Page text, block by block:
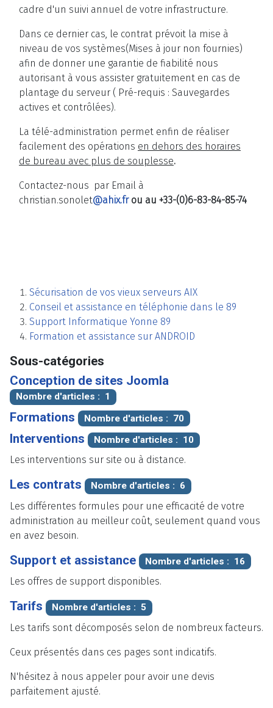
cadre d'un suivi annuel de votre infrastructure.
Dans ce dernier cas, le contrat prévoit la mise à
niveau de vos systèmes(Mises à jour non fournies)
afin de donner une garantie de fiabilité nous
autorisant à vous assister gratuitement en cas de
plantage du serveur ( Pré-requis : Sauvegardes
actives et contrôlées).
La télé-administration permet enfin de réaliser
facilement des opérations en dehors des horaires
de bureau avec plus de souplesse.
Contactez-nous par Email à
christian.sonolet@ahix.frou au +33-(0)6-83-84-85-74
Sécurisation de vos vieux serveurs AIX
Conseil et assistance en téléphonie dans le 89
Support Informatique Yonne 89
Formation et assistance sur ANDROID
Sous-catégories
Conception de sites Joomla
Nombre d'articles : 1
Formations Nombre d'articles : 70
Interventions Nombre d'articles : 10
Les interventions sur site ou à distance.
Les contrats Nombre d'articles : 6
Les différentes formules pour une efficacité de votre
administration au meilleur coût, seulement quand vous
en avez besoin.
Support et assistance Nombre d'articles : 16
Les offres de support disponibles.
Tarifs Nombre d'articles : 5
Les tarifs sont décomposés selon de nombreux facteurs.
Ceux présentés dans ces pages sont indicatifs.
N'hésitez à nous appeler pour avoir une devis
parfaitement ajusté.